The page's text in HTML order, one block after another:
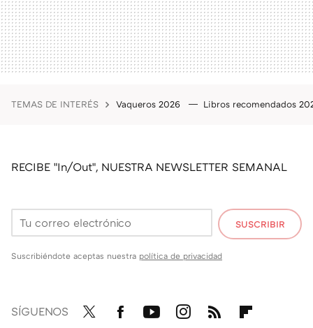
TEMAS DE INTERÉS Vaqueros 2026 Libros recomendados
RECIBE "In/Out", NUESTRA NEWSLETTER SEMANAL
SUSCRIBIR
Suscribiéndote aceptas nuestra política de privacidad
SÍGUENOS